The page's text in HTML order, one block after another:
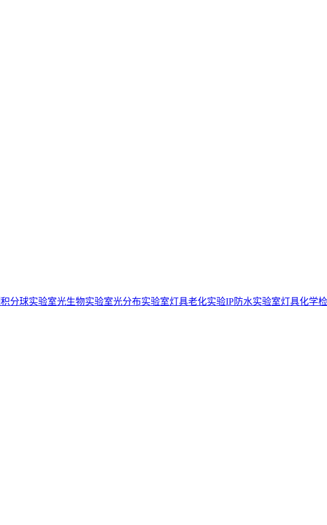
积分球实验室光生物实验室光分布实验室灯具老化实验IP防水实验室灯具化学